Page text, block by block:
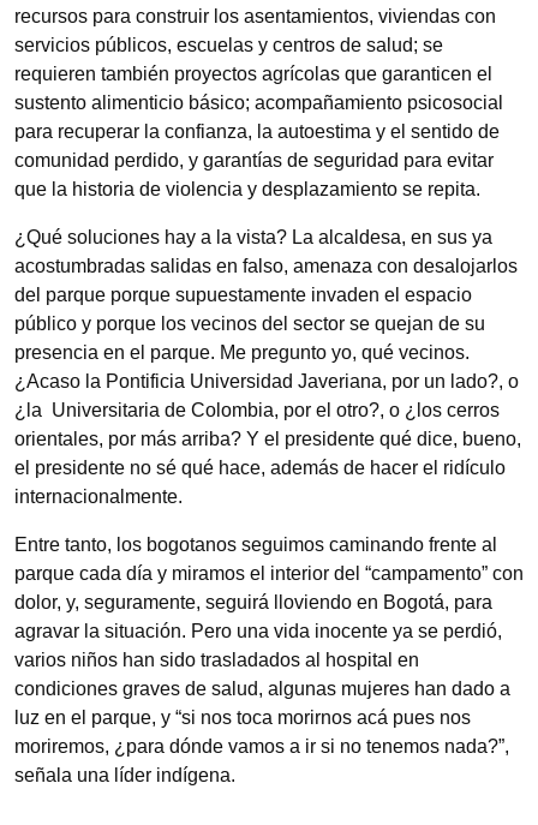
recursos para construir los asentamientos, viviendas con
servicios públicos, escuelas y centros de salud; se
requieren también proyectos agrícolas que garanticen el
sustento alimenticio básico; acompañamiento psicosocial
para recuperar la confianza, la autoestima y el sentido de
comunidad perdido, y garantías de seguridad para evitar
que la historia de violencia y desplazamiento se repita.
¿Qué soluciones hay a la vista? La alcaldesa, en sus ya
acostumbradas salidas en falso, amenaza con desalojarlos
del parque porque supuestamente invaden el espacio
público y porque los vecinos del sector se quejan de su
presencia en el parque. Me pregunto yo, qué vecinos.
¿Acaso la Pontificia Universidad Javeriana, por un lado?, o
¿la Universitaria de Colombia, por el otro?, o ¿los cerros
orientales, por más arriba? Y el presidente qué dice, bueno,
el presidente no sé qué hace, además de hacer el ridículo
internacionalmente.
Entre tanto, los bogotanos seguimos caminando frente al
parque cada día y miramos el interior del “campamento” con
dolor, y, seguramente, seguirá lloviendo en Bogotá, para
agravar la situación. Pero una vida inocente ya se perdió,
varios niños han sido trasladados al hospital en
condiciones graves de salud, algunas mujeres han dado a
luz en el parque, y “si nos toca morirnos acá pues nos
moriremos, ¿para dónde vamos a ir si no tenemos nada?”,
señala una líder indígena.